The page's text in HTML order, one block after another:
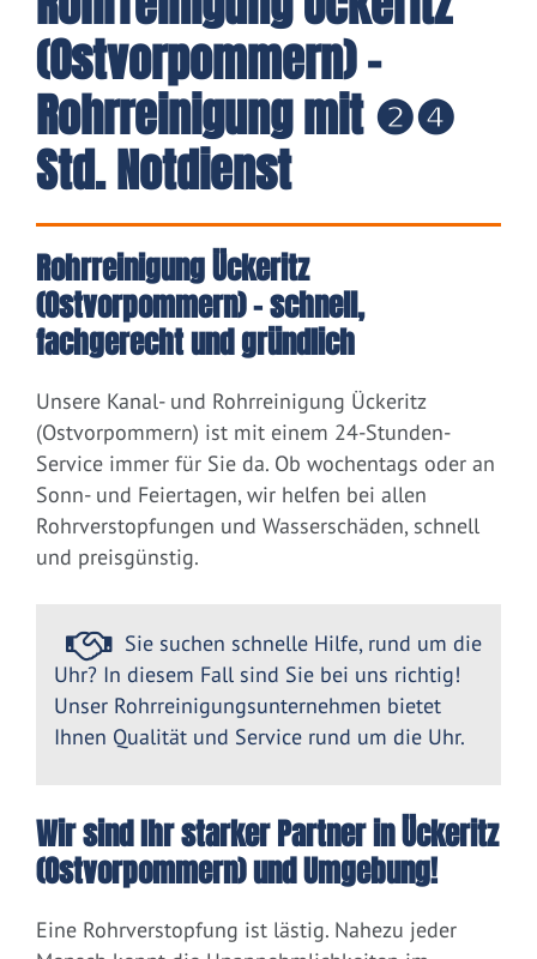
(Ostvorpommern) -
Rohrreinigung mit ❷❹
Std. Notdienst
Rohrreinigung Ückeritz
(Ostvorpommern) – schnell,
fachgerecht und gründlich
Unsere Kanal- und Rohrreinigung Ückeritz
(Ostvorpommern) ist mit einem 24-Stunden-
Service immer für Sie da. Ob wochentags oder an
Sonn- und Feiertagen, wir helfen bei allen
Rohrverstopfungen und Wasserschäden, schnell
und preisgünstig.
Sie suchen schnelle Hilfe, rund um die
Uhr? In diesem Fall sind Sie bei uns richtig!
Unser Rohrreinigungsunternehmen bietet
Ihnen Qualität und Service rund um die Uhr.
Wir sind Ihr starker Partner in Ückeritz
(Ostvorpommern) und Umgebung!
Eine Rohrverstopfung ist lästig. Nahezu jeder